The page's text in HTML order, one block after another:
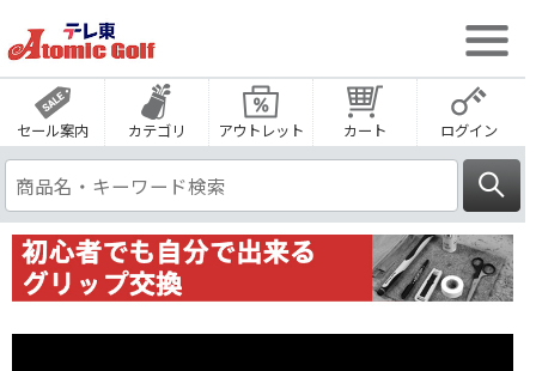
セール案内 カテゴリ アウトレット カート ログイン